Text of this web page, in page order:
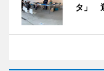
タ」